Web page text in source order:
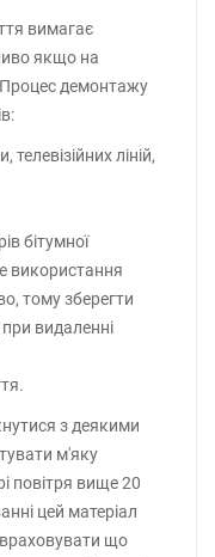
вимагає
якщо на
демонтажу
ліній,
бітумної
використання
тому зберегти
видаленні
з деякими
м'яку
повітря вище 20
цей матеріал
що